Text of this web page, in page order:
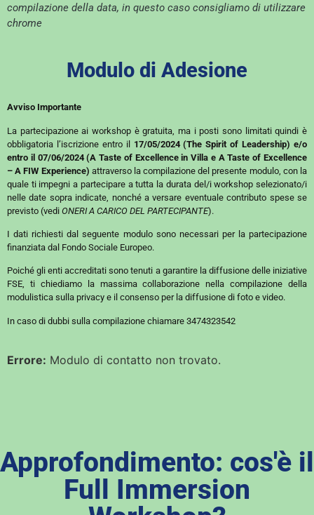
compilazione della data, in questo caso consigliamo di utilizzare
chrome
Modulo di Adesione
Avviso Importante
La partecipazione ai workshop è gratuita, ma i posti sono limitati quindi è
obbligatoria l’iscrizione entro il17/05/2024 (The Spirit of Leadership) e/o
entro il 07/06/2024 (A Taste of Excellence in Villa e A Taste of Excellence
– A FIW Experience) attraverso la compilazione del presente modulo, con la
quale ti impegni a partecipare a tutta la durata del/i workshop selezionato/i
nelle date sopra indicate, nonché a versare eventuale contributo spese se
previsto (vedi ONERI A CARICO DEL PARTECIPANTE).
I dati richiesti dal seguente modulo sono necessari per la partecipazione
finanziata dal Fondo Sociale Europeo.
Poiché gli enti accreditati sono tenuti a garantire la diffusione delle iniziative
FSE, ti chiediamo la massima collaborazione nella compilazione della
modulistica sulla privacy e il consenso per la diffusione di foto e video.
In caso di dubbi sulla compilazione chiamare 3474323542
Errore: Modulo di contatto non trovato.
Approfondimento: cos'è il
Full Immersion